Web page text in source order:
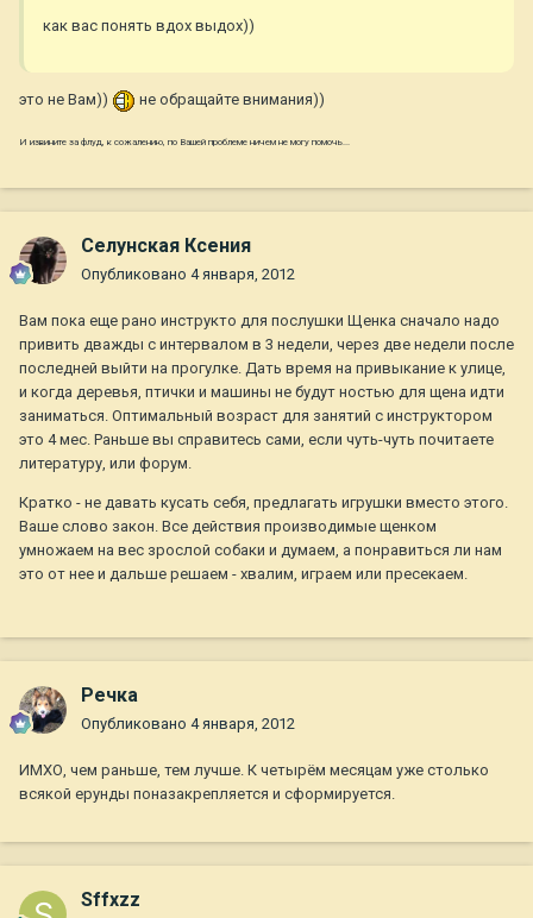
как вас понять вдох выдох))
это не Вам)) не обращайте внимания))
И извините за флуд, к сожалению, по Вашей проблеме ничем не могу помочь...
Селунская Ксения
Опубликовано 4 января, 2012
Вам пока еще рано инструкто для послушки Щенка сначало надо
привить дважды с интервалом в 3 недели, через две недели после
последней выйти на прогулке. Дать время на привыкание к улице,
и когда деревья, птички и машины не будут ностью для щена идти
заниматься. Оптимальный возраст для занятий с инструктором
это 4 мес. Раньше вы справитесь сами, если чуть-чуть почитаете
литературу, или форум.
Кратко - не давать кусать себя, предлагать игрушки вместо этого.
Ваше слово закон. Все действия производимые щенком
умножаем на вес зрослой собаки и думаем, а понравиться ли нам
это от нее и дальше решаем - хвалим, играем или пресекаем.
Речка
Опубликовано 4 января, 2012
ИМХО, чем раньше, тем лучше. К четырём месяцам уже столько
всякой ерунды поназакрепляется и сформируется.
Sffxzz